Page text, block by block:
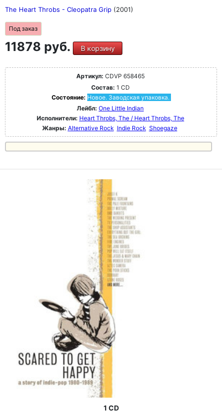
The Heart Throbs - Cleopatra Grip (2001)
Под заказ
11878 руб. В корзину
Артикул: CDVP 658465
Состав: 1 CD
Состояние: Новое. Заводская упаковка.
Лейбл: One Little Indian
Исполнители: Heart Throbs, The / Heart Throbs, The
Жанры: Alternative Rock Indie Rock Shoegaze
1 CD